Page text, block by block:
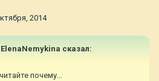
2014
ElenaNemykina сказал:
почему...